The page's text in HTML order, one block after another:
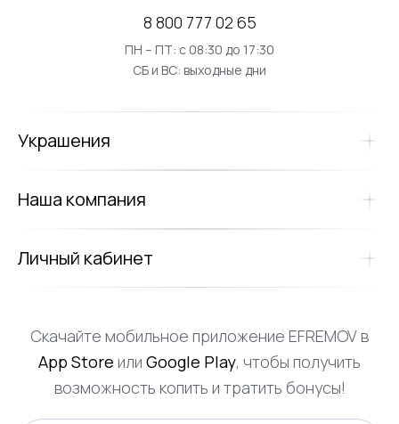
8 800 777 02 65
ПН – ПТ: с 08:30 до 17:30
СБ и ВС: выходные дни
Украшения
Наша компания
Личный кабинет
Скачайте мобильное приложение EFREMOV в
App Store или Google Play, чтобы получить
возможность копить и тратить бонусы!